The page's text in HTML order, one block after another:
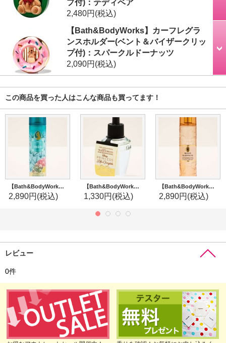
プ付)：テディベア
2,480円(税込)
【Bath&BodyWorks】カーフレグラ
ンスホルダー(ベント＆バイザークリッ
プ付)：スパークルドーナッツ
2,090円(税込)
この商品を買った人はこんな商品も買ってます！
【Bath&BodyWorks】《Disney Princessコラボ》ファインフレグランスミスト：Mulan (ムーラン)
2,890円(税込)
【Bath&BodyWorks】《Disney Princessコラボ》Wallflowers詰替リフィル：Life's a Fairytale
1,330円(税込)
【Bath&BodyWorks】ファインフレグランスミスト：ハローハピネス
2,890円(税込)
レビュー
0件